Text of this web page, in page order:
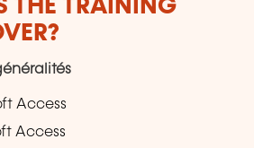
THE TRAINING
Access
Access